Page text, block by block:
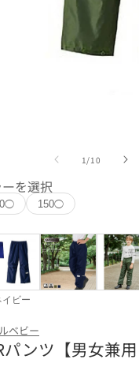
1 /の
10
を選択
◯ 150◯
イビー
ネイビー
ベビー
パンツ【男女兼